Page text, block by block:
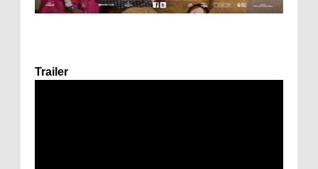
Trailer